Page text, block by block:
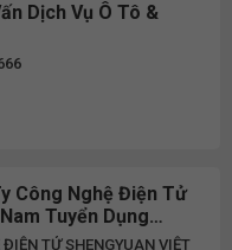
Dịch Vụ Ô Tô &
Công Nghệ Điện Tử
Tuyển Dụng
Tạo Nội Dung Social
ĐIỆN TỬ SHENGYUAN VIỆT